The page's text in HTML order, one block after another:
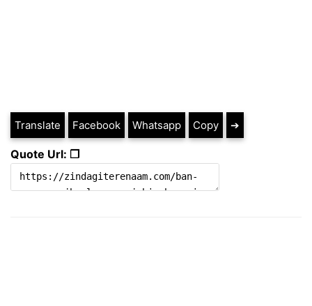
Translate Facebook Whatsapp Copy ➔
Quote Url: ❐